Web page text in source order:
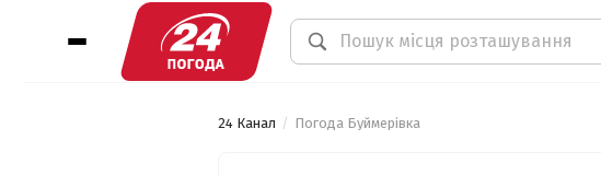
24 Канал Погода Буймерівка